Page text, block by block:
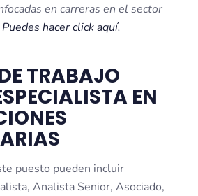
en carreras en el sector
Puedes hacer click aquí.
TRABAJO
EN
puesto pueden incluir
Analista Senior, Asociado,